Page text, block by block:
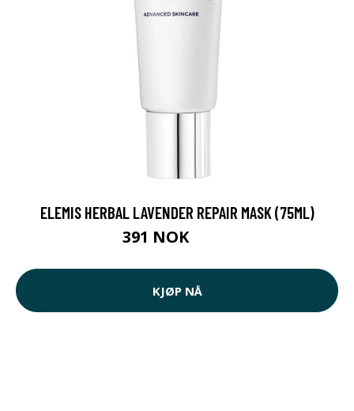
ELEMIS HERBAL LAVENDER REPAIR MASK (75ML)
391 NOK
KJØP NÅ